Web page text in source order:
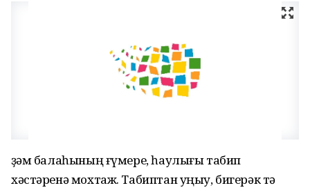
Әҙәм балаһының ғүмере, һаулығы табип
хәстәренә мохтаж. Табиптан уңыу, бигерәк тә